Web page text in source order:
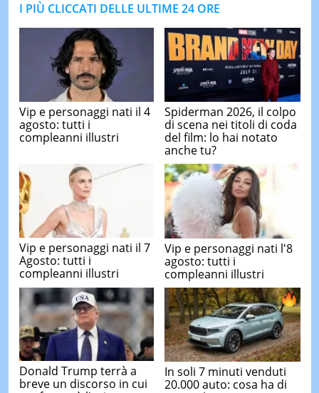
I PIÙ CLICCATI DELLE ULTIME 24 ORE
Vip e personaggi nati il 4
agosto: tutti i
compleanni illustri
Spiderman 2026, il colpo
di scena nei titoli di coda
del film: lo hai notato
anche tu?
Vip e personaggi nati il 7
Agosto: tutti i
compleanni illustri
Vip e personaggi nati l'8
agosto: tutti i
compleanni illustri
Donald Trump terrà a
breve un discorso in cui
In soli 7 minuti venduti
20.000 auto: cosa ha di